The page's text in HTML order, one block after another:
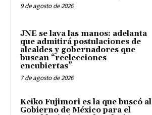
9 de agosto de 2026
JNE se lava las manos: adelanta
que admitirá postulaciones de
alcaldes y gobernadores que
buscan “reelecciones
encubiertas”
7 de agosto de 2026
Keiko Fujimori es la que buscó al
Gobierno de México para el